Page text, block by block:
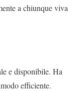
a chiunque viva
e disponibile. Ha
efficiente.